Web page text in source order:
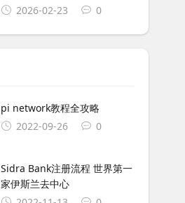
2026-02-23
0
pi network教程全攻略
2022-09-26
0
Sidra Bank注册流程 世界第一
家伊斯兰去中心